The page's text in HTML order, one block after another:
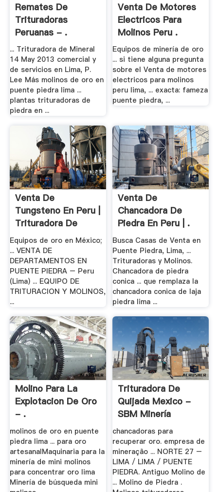
Remates De
Trituradoras
Peruanas - .
... Trituradora de Mineral
14 May 2013 comercial y
de servicios en Lima, P.
Lee Más molinos de oro en
puente piedra lima ...
plantas trituradoras de
piedra en ...
Venta De Motores
Electricos Para
Molinos Peru .
Equipos de minería de oro
... si tiene alguna pregunta
sobre el Venta de motores
electricos para molinos
peru lima, ... exacta: fameza
puente piedra, ...
Venta De
Tungsteno En Peru |
Trituradora De
Molinos
Equipos de oro en México;
... VENTA DE
DEPARTAMENTOS EN
PUENTE PIEDRA – Peru
(Lima) ... EQUIPO DE
TRITURACION Y MOLINOS,
...
Venta De
Chancadora De
Piedra En Peru | .
Busca Casas de Venta en
Puente Piedra, Lima, ...
Trituradoras y Molinos.
Chancadora de piedra
conica ... que remplaza la
chancadora conica de laja
piedra lima ...
Molino Para La
Explotacion De Oro
- .
molinos de oro en puente
piedra lima ... para oro
artesanalMaquinaria para la
minería de mini molinos
para concentrar oro lima
Minería de búsqueda mini
Trituradora De
Quijada Mexico -
SBM Minería
chancadoras para
recuperar oro. empresa de
mineração ... NORTE 27 –
LIMA / LIMA / PUENTE
PIEDRA. Antiguo Molino de
... Molino de Piedra .